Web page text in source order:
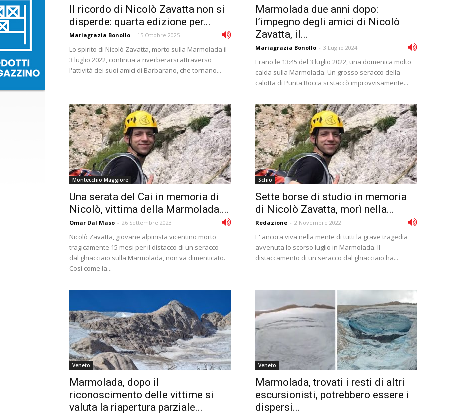
Il ricordo di Nicolò Zavatta non si
disperde: quarta edizione per...
Mariagrazia Bonollo - 15 Ottobre 2025
Lo spirito di Nicolò Zavatta, morto sulla Marmolada il
3 luglio 2022, continua a riverberarsi attraverso
l'attività dei suoi amici di Barbarano, che tornano...
Marmolada due anni dopo:
l’impegno degli amici di Nicolò
Zavatta, il...
Mariagrazia Bonollo - 3 Luglio 2024
Erano le 13:45 del 3 luglio 2022, una domenica molto
calda sulla Marmolada. Un grosso seracco della
calotta di Punta Rocca si staccò improvvisamente...
Montecchio Maggiore
Una serata del Cai in memoria di
Nicolò, vittima della Marmolada....
Omar Dal Maso - 26 Settembre 2023
Nicolò Zavatta, giovane alpinista vicentino morto
tragicamente 15 mesi per il distacco di un seracco
dal ghiacciaio sulla Marmolada, non va dimenticato.
Così come la...
Schio
Sette borse di studio in memoria
di Nicolò Zavatta, morì nella...
Redazione - 2 Novembre 2022
E' ancora viva nella mente di tutti la grave tragedia
avvenuta lo scorso luglio in Marmolada. Il
distaccamento di un seracco dal ghiacciaio ha...
Veneto
Marmolada, dopo il
riconoscimento delle vittime si
valuta la riapertura parziale...
Veneto
Marmolada, trovati i resti di altri
escursionisti, potrebbero essere i
dispersi...